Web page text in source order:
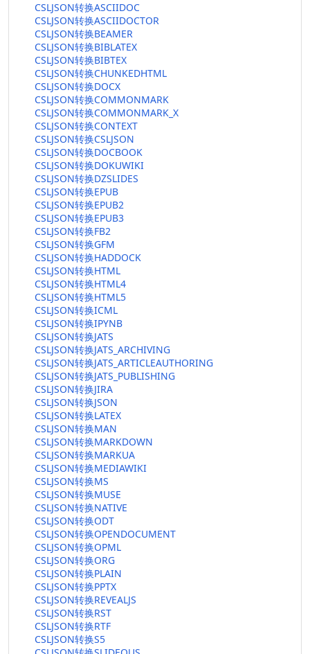
CSLJSON转换ASCIIDOC
CSLJSON转换ASCIIDOCTOR
CSLJSON转换BEAMER
CSLJSON转换BIBLATEX
CSLJSON转换BIBTEX
CSLJSON转换CHUNKEDHTML
CSLJSON转换DOCX
CSLJSON转换COMMONMARK
CSLJSON转换COMMONMARK_X
CSLJSON转换CONTEXT
CSLJSON转换CSLJSON
CSLJSON转换DOCBOOK
CSLJSON转换DOKUWIKI
CSLJSON转换DZSLIDES
CSLJSON转换EPUB
CSLJSON转换EPUB2
CSLJSON转换EPUB3
CSLJSON转换FB2
CSLJSON转换GFM
CSLJSON转换HADDOCK
CSLJSON转换HTML
CSLJSON转换HTML4
CSLJSON转换HTML5
CSLJSON转换ICML
CSLJSON转换IPYNB
CSLJSON转换JATS
CSLJSON转换JATS_ARCHIVING
CSLJSON转换JATS_ARTICLEAUTHORING
CSLJSON转换JATS_PUBLISHING
CSLJSON转换JIRA
CSLJSON转换JSON
CSLJSON转换LATEX
CSLJSON转换MAN
CSLJSON转换MARKDOWN
CSLJSON转换MARKUA
CSLJSON转换MEDIAWIKI
CSLJSON转换MS
CSLJSON转换MUSE
CSLJSON转换NATIVE
CSLJSON转换ODT
CSLJSON转换OPENDOCUMENT
CSLJSON转换OPML
CSLJSON转换ORG
CSLJSON转换PLAIN
CSLJSON转换PPTX
CSLJSON转换REVEALJS
CSLJSON转换RST
CSLJSON转换RTF
CSLJSON转换S5